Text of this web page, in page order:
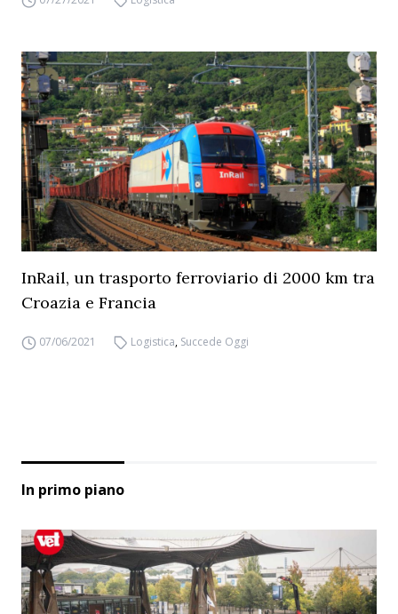
InRail, un trasporto ferroviario di 2000 km tra
Croazia e Francia
07/06/2021 Logistica, Succede Oggi
In primo piano